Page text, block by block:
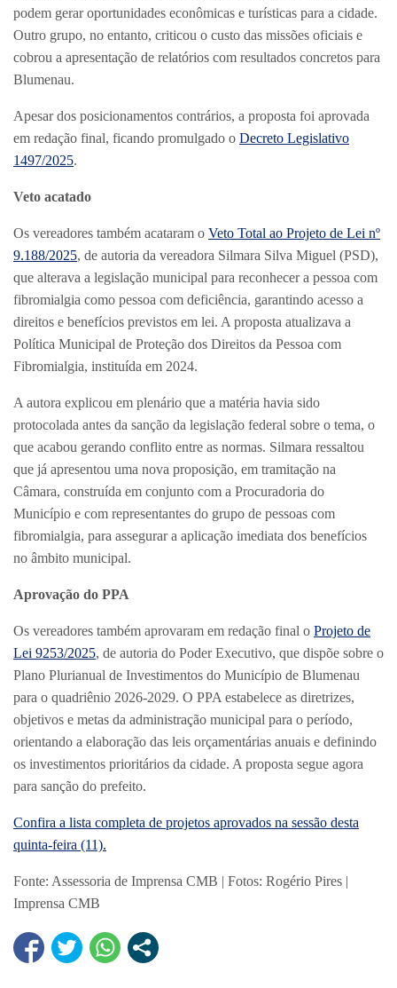
podem gerar oportunidades econômicas e turísticas para a cidade.
Outro grupo, no entanto, criticou o custo das missões oficiais e
cobrou a apresentação de relatórios com resultados concretos para
Blumenau.
Apesar dos posicionamentos contrários, a proposta foi aprovada
em redação final, ficando promulgado o Decreto Legislativo
1497/2025.
Veto acatado
Os vereadores também acataram o Veto Total ao Projeto de Lei nº
9.188/2025, de autoria da vereadora Silmara Silva Miguel (PSD),
que alterava a legislação municipal para reconhecer a pessoa com
fibromialgia como pessoa com deficiência, garantindo acesso a
direitos e benefícios previstos em lei. A proposta atualizava a
Política Municipal de Proteção dos Direitos da Pessoa com
Fibromialgia, instituída em 2024.
A autora explicou em plenário que a matéria havia sido
protocolada antes da sanção da legislação federal sobre o tema, o
que acabou gerando conflito entre as normas. Silmara ressaltou
que já apresentou uma nova proposição, em tramitação na
Câmara, construída em conjunto com a Procuradoria do
Município e com representantes do grupo de pessoas com
fibromialgia, para assegurar a aplicação imediata dos benefícios
no âmbito municipal.
Aprovação do PPA
Os vereadores também aprovaram em redação final o Projeto de
Lei 9253/2025, de autoria do Poder Executivo, que dispõe sobre o
Plano Plurianual de Investimentos do Município de Blumenau
para o quadriênio 2026-2029. O PPA estabelece as diretrizes,
objetivos e metas da administração municipal para o período,
orientando a elaboração das leis orçamentárias anuais e definindo
os investimentos prioritários da cidade. A proposta segue agora
para sanção do prefeito.
Confira a lista completa de projetos aprovados na sessão desta
quinta-feira (11).
Fonte: Assessoria de Imprensa CMB | Fotos: Rogério Pires |
Imprensa CMB